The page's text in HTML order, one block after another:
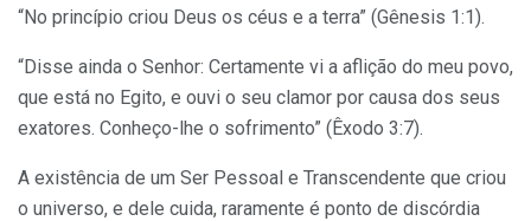
“No princípio criou Deus os céus e a terra” (Gênesis 1:1).
“Disse ainda o Senhor: Certamente vi a aflição do meu povo,
que está no Egito, e ouvi o seu clamor por causa dos seus
exatores. Conheço-lhe o sofrimento” (Êxodo 3:7).
A existência de um Ser Pessoal e Transcendente que criou
o universo, e dele cuida, raramente é ponto de discórdia